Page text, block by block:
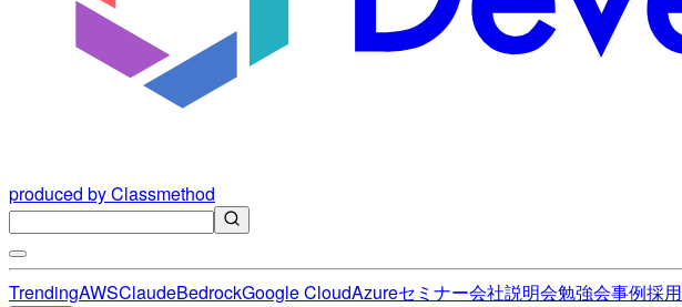
produced by Classmethod
TrendingAWSClaudeBedrockGoogle CloudAzureセミナー会社説明会勉強会事例採用